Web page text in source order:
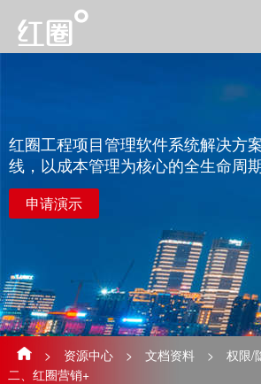
红圈工程项目管理软件系统解决方
线，以成本管理为核心的全生命周
申请演示
> 资源中心 > 文档资料 > 权限/
二、红圈营销+